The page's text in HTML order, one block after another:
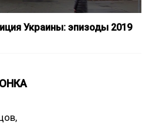
Украины: эпизоды 2019